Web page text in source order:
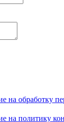
на обработку
на политику